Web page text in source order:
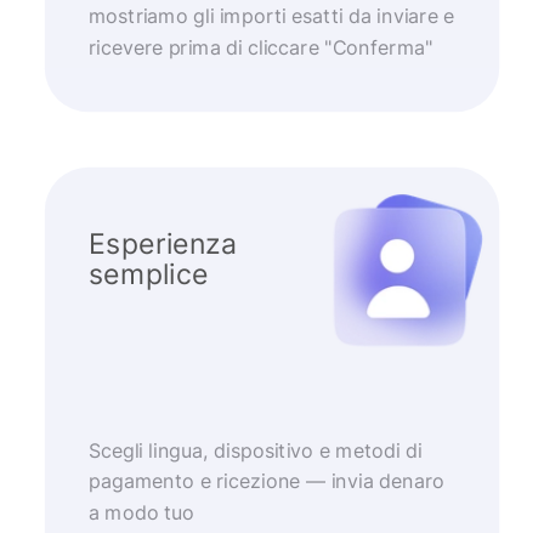
mostriamo gli importi esatti da inviare e
ricevere prima di cliccare "Conferma"
Esperienza
semplice
Scegli lingua, dispositivo e metodi di
pagamento e ricezione — invia denaro
a modo tuo